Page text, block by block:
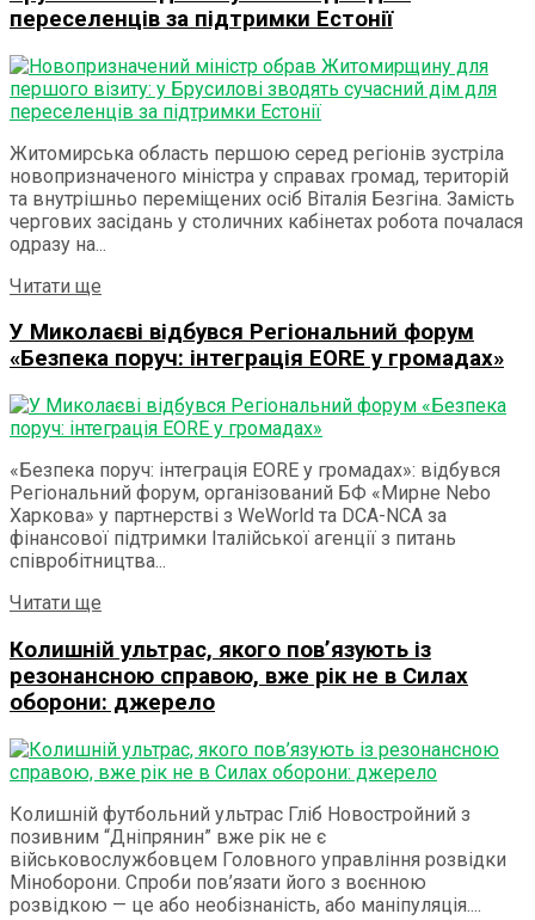
переселенців за підтримки Естонії
Житомирська область першою серед регіонів зустріла
новопризначеного міністра у справах громад, територій
та внутрішньо переміщених осіб Віталія Безгіна. Замість
чергових засідань у столичних кабінетах робота почалася
одразу на...
Читати ще
У Миколаєві відбувся Регіональний форум
«Безпека поруч: інтеграція EORE у громадах»
«Безпека поруч: інтеграція EORE у громадах»: відбувся
Регіональний форум, організований БФ «Мирне Nebo
Харкова» у партнерстві з WeWorld та DCA-NCA за
фінансової підтримки Італійської агенції з питань
співробітництва...
Читати ще
Колишній ультрас, якого пов’язують із
резонансною справою, вже рік не в Силах
оборони: джерело
Колишній футбольний ультрас Гліб Новостройний з
позивним “Дніпрянин” вже рік не є
військовослужбовцем Головного управління розвідки
Міноборони. Спроби пов’язати його з воєнною
розвідкою — це або необізнаність, або маніпуляція....